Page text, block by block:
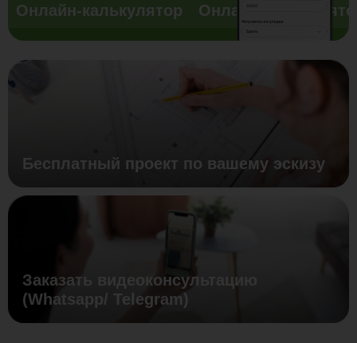
Онлайн-калькулятор Онлайн-
Бесплатный проект по вашему эскизу
Заказать видеоконсультацию
(Whatsapp/ Telegram)